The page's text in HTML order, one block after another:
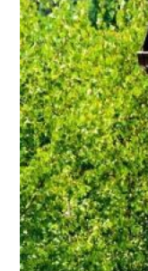
SƠN
RON
KEO
Sản phẩm
NGÓI